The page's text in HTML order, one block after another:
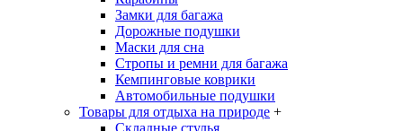
Замки для багажа
Дорожные подушки
Маски для сна
Стропы и ремни для багажа
Кемпинговые коврики
Автомобильные подушки
Товары для отдыха на природе +
Складные стулья